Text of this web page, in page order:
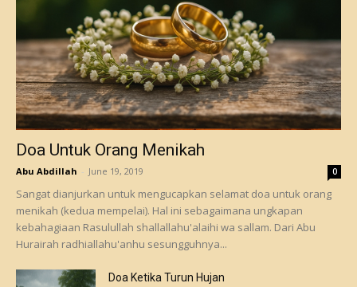
Doa Untuk Orang Menikah
Abu Abdillah - June 19, 2019 0
Sangat dianjurkan untuk mengucapkan selamat doa untuk orang
menikah (kedua mempelai). Hal ini sebagaimana ungkapan
kebahagiaan Rasulullah shallallahu'alaihi wa sallam. Dari Abu
Hurairah radhiallahu'anhu sesungguhnya...
Doa Ketika Turun Hujan